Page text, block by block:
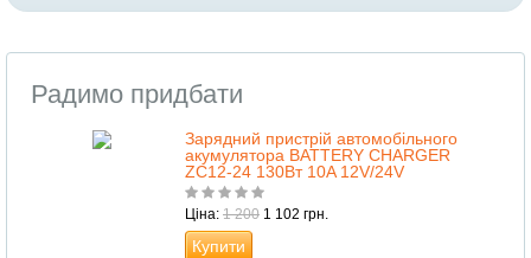
Радимо придбати
Зарядний пристрій автомобільного
акумулятора BATTERY CHARGER
ZC12-24 130Вт 10A 12V/24V
Ціна: 1 200 1 102 грн.
Купити